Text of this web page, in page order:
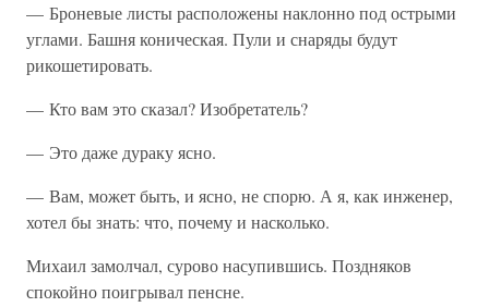
— Броневые листы расположены наклонно под острыми
углами. Башня коническая. Пули и снаряды будут
рикошетировать.
— Кто вам это сказал? Изобретатель?
— Это даже дураку ясно.
— Вам, может быть, и ясно, не спорю. А я, как инженер,
хотел бы знать: что, почему и насколько.
Михаил замолчал, сурово насупившись. Поздняков
спокойно поигрывал пенсне.